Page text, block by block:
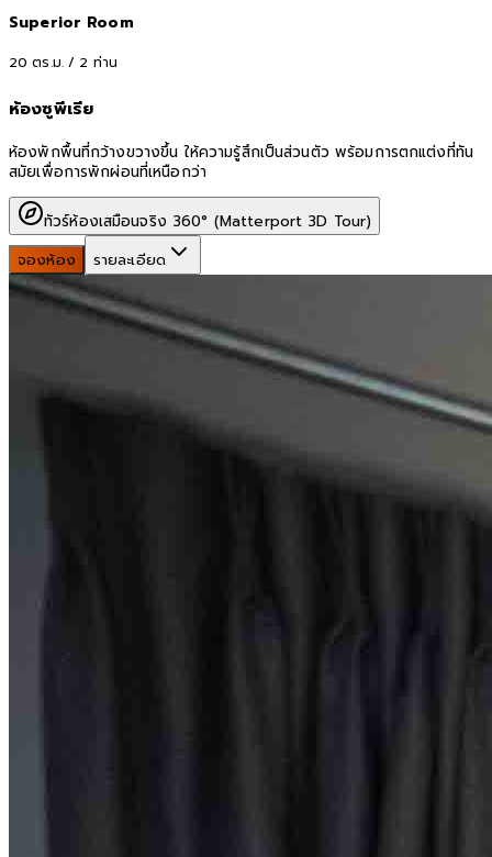
Superior Room
20 ตร.ม. / 2 ท่าน
ห้องซูพีเรีย
ห้องพักพื้นที่กว้างขวางขึ้น ให้ความรู้สึกเป็นส่วนตัว พร้อมการตกแต่งที่ทัน
สมัยเพื่อการพักผ่อนที่เหนือกว่า
ทัวร์ห้องเสมือนจริง 360° (Matterport 3D Tour)
จองห้อง
รายละเอียด